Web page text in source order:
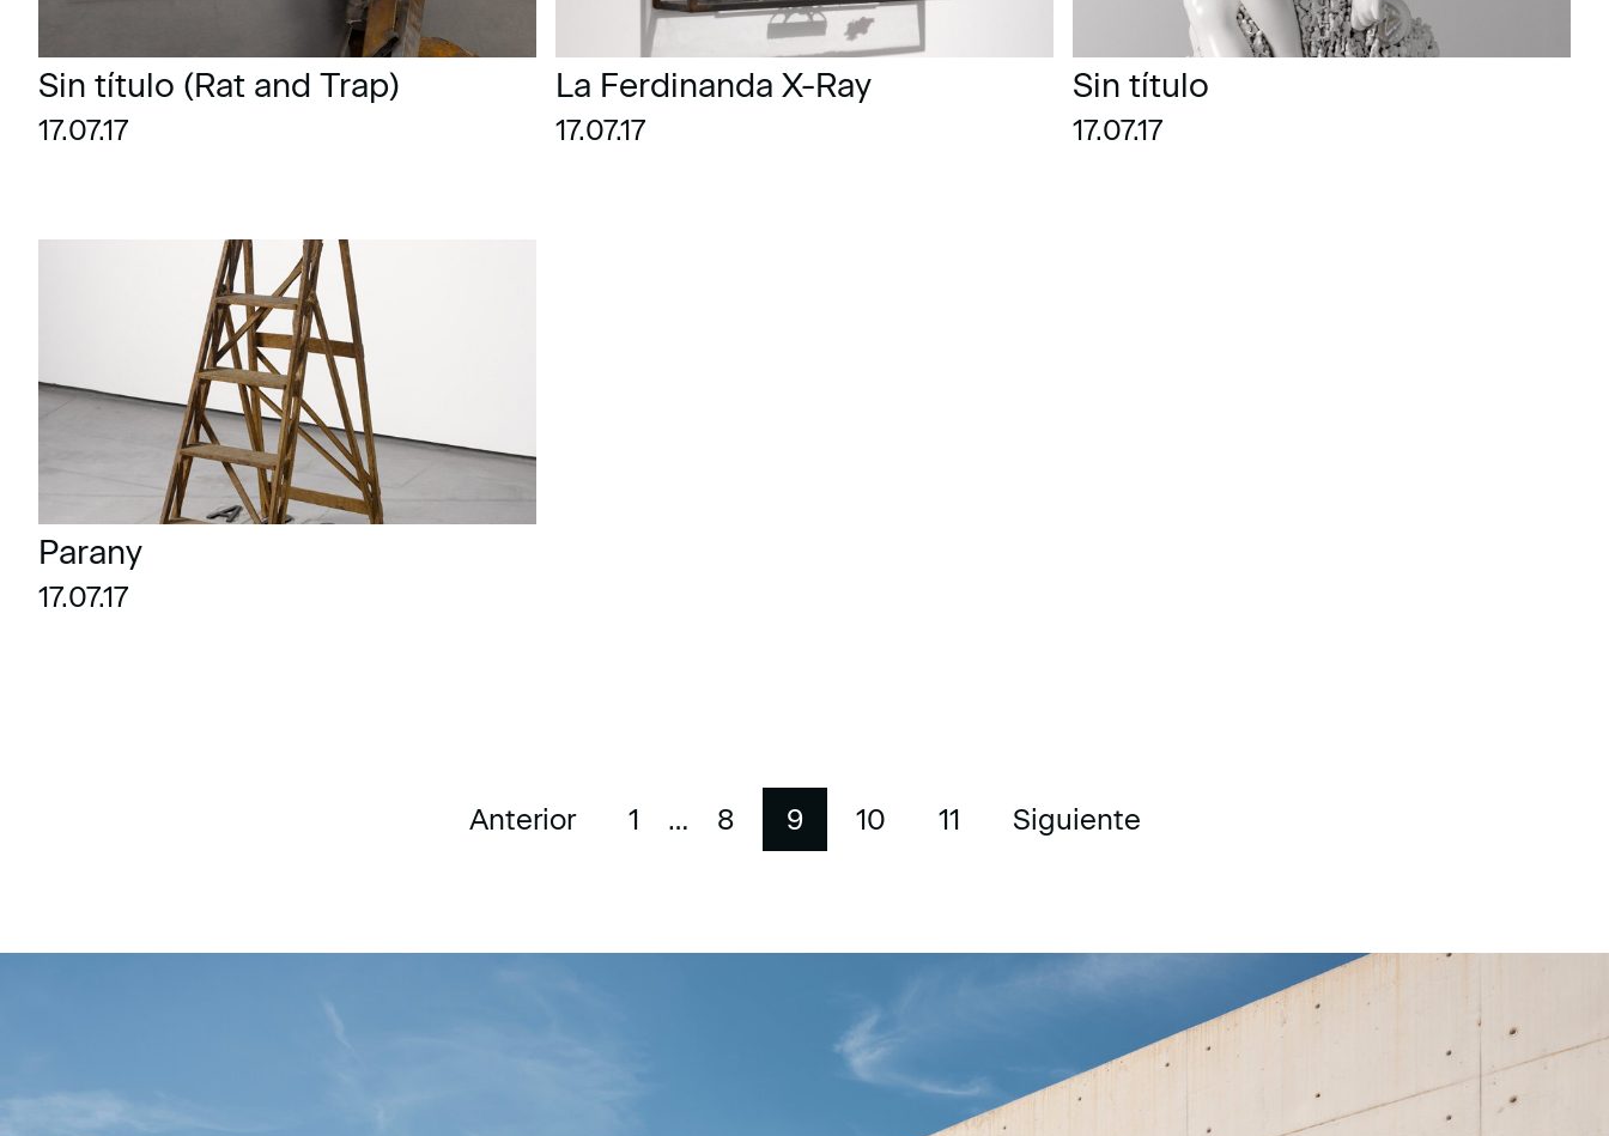
Sin título (Rat and Trap)
17.07.17
La Ferdinanda X-Ray
17.07.17
Sin título
17.07.17
Parany
17.07.17
Anterior 1 … 8 9 10 11 Siguiente